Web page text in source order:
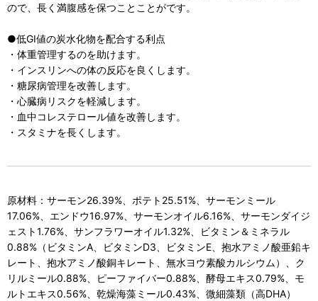
ので、長く満腹感を保つことことがです。
●低GI値の炭水化物を配合する利点
・体重管理するのを助けます。
・インスリンへの体の反応を良くします。
・糖尿病管理を改善します。
・心臓病リスクを軽減します。
・血中コレステロール値を改善します。
・スタミナを長くします。
原材料：サーモン26.39%、ポテト25.51%、サーモンミール
17.06%、エンドウ16.97%、サーモンオイル6.16%、サーモンダイジ
ェスト1.76%、サンフラワーオイル1.32%、ビタミン＆ミネラル
0.88%（ビタミンA、ビタミンD3、ビタミンE、抱水アミノ酸亜鉛キ
レート、抱水アミノ酸銅キレート、無水ヨウ素酸カルシウム）、ク
リルミール0.88%、ピーファイバー0.88%、酵母エキス0.79%、モ
ルトエキス0.56%、乾燥海藻ミール0.43%、微細藻類（高DHA）